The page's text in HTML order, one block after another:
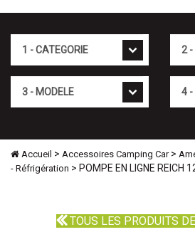
Accueil > Accessoires Camping Car>
- Réfrigération > POMPE EN LIGNE REICH
TOUS LES PRODUITS